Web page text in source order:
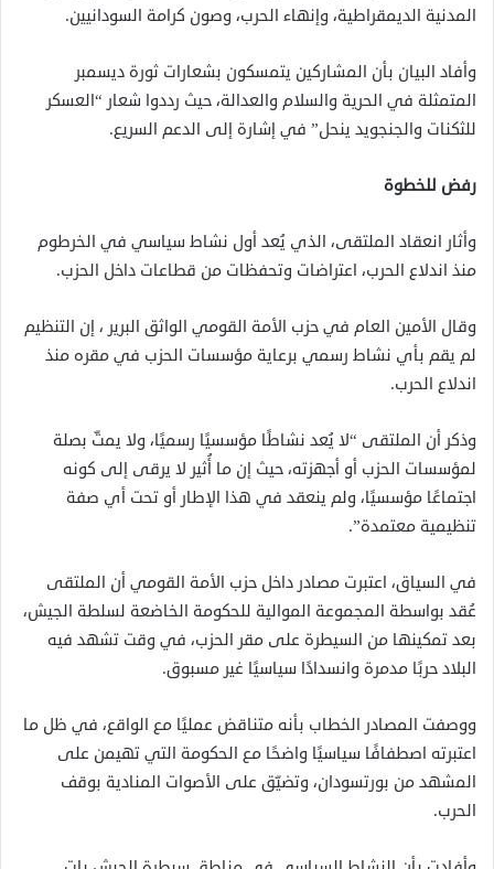
المدنية الديمقراطية، وإنهاء الحرب، وصون كرامة السودانيين.
وأفاد البيان بأن المشاركين يتمسكون بشعارات ثورة ديسمبر
المتمثلة في الحرية والسلام والعدالة، حيث رددوا شعار “العسكر
للثكنات والجنجويد ينحل” في إشارة إلى الدعم السريع.
رفض للخطوة
وأثار انعقاد الملتقى، الذي يُعد أول نشاط سياسي في الخرطوم
منذ اندلاع الحرب، اعتراضات وتحفظات من قطاعات داخل الحزب.
وقال الأمين العام في حزب الأمة القومي الواثق البرير ، إن التنظيم
لم يقم بأي نشاط رسمي برعاية مؤسسات الحزب في مقره منذ
اندلاع الحرب.
وذكر أن الملتقى “لا يُعد نشاطًا مؤسسيًا رسميًا، ولا يمتّ بصلة
لمؤسسات الحزب أو أجهزته، حيث إن ما أُثير لا يرقى إلى كونه
اجتماعًا مؤسسيًا، ولم ينعقد في هذا الإطار أو تحت أي صفة
تنظيمية معتمدة”.
في السياق، اعتبرت مصادر داخل حزب الأمة القومي أن الملتقى
عُقد بواسطة المجموعة الموالية للحكومة الخاضعة لسلطة الجيش،
بعد تمكينها من السيطرة على مقر الحزب، في وقت تشهد فيه
البلاد حربًا مدمرة وانسدادًا سياسيًا غير مسبوق.
ووصفت المصادر الخطاب بأنه متناقض عمليًا مع الواقع، في ظل ما
اعتبرته اصطفافًا سياسيًا واضحًا مع الحكومة التي تهيمن على
المشهد من بورتسودان، وتضيّق على الأصوات المنادية بوقف
الحرب.